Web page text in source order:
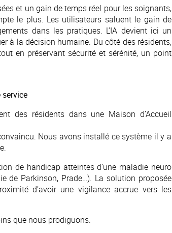
et un gain de temps réel pour les soignants,
le plus. Les utilisateurs saluent le gain de
dans les pratiques. L’IA devient ici un
à la décision humaine. Du côté des résidents,
en préservant sécurité et sérénité, un point
service
des résidents dans une Maison d’Accueil
Nous avons installé ce système il y a
de handicap atteintes d’une maladie neuro
de Parkinson, Prade…). La solution proposée
d’avoir une vigilance accrue vers les
que nous prodiguons.